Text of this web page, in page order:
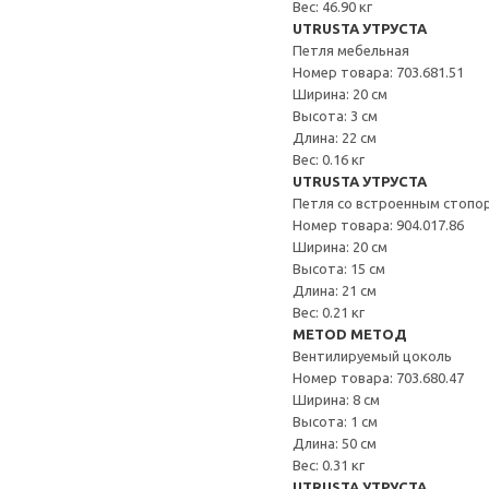
Вес: 46.90 кг
UTRUSTA УТРУСТА
Петля мебельная
Номер товара: 703.681.51
Ширина: 20 см
Высота: 3 см
Длина: 22 см
Вес: 0.16 кг
UTRUSTA УТРУСТА
Петля со встроенным
Номер товара: 904.017.86
Ширина: 20 см
Высота: 15 см
Длина: 21 см
Вес: 0.21 кг
METOD МЕТОД
Вентилируемый цоколь
Номер товара: 703.680.47
Ширина: 8 см
Высота: 1 см
Длина: 50 см
Вес: 0.31 кг